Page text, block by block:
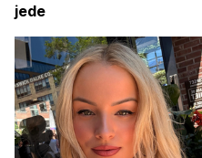
jede